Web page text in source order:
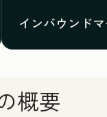
インバウンド
概要